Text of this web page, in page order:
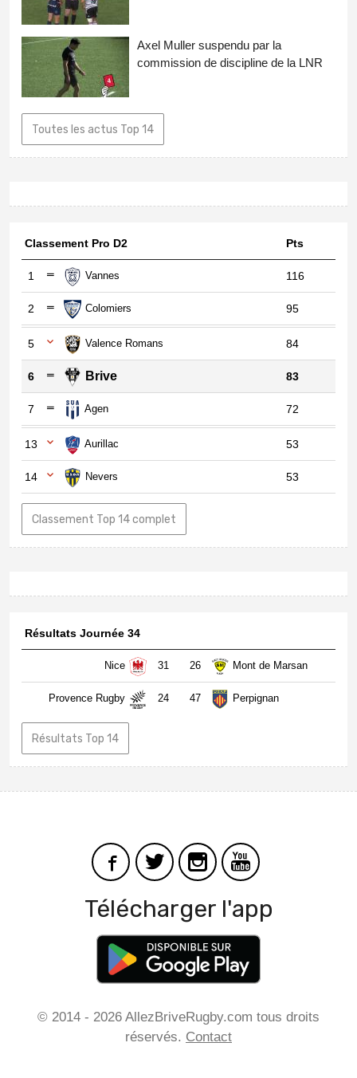
Axel Muller suspendu par la
commission de discipline de la LNR
Toutes les actus Top 14
Classement Pro D2 Pts
1 Vannes 116
2 Colomiers 95
5 Valence Romans 84
6 Brive 83
7 Agen 72
13 Aurillac 53
14 Nevers 53
Classement Top 14 complet
Résultats Journée 34
Nice 31 26 Mont de Marsan
Provence Rugby 24 47 Perpignan
Résultats Top 14
Télécharger l'app
© 2014 - 2026 AllezBriveRugby.com tous droits
réservés. Contact